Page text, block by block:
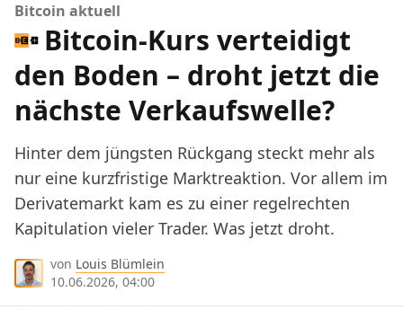
Bitcoin aktuell
Bitcoin-Kurs verteidigt
den Boden – droht jetzt die
nächste Verkaufswelle?
Hinter dem jüngsten Rückgang steckt mehr als
nur eine kurzfristige Marktreaktion. Vor allem im
Derivatemarkt kam es zu einer regelrechten
Kapitulation vieler Trader. Was jetzt droht.
von Louis Blümlein
10.06.2026, 04:00